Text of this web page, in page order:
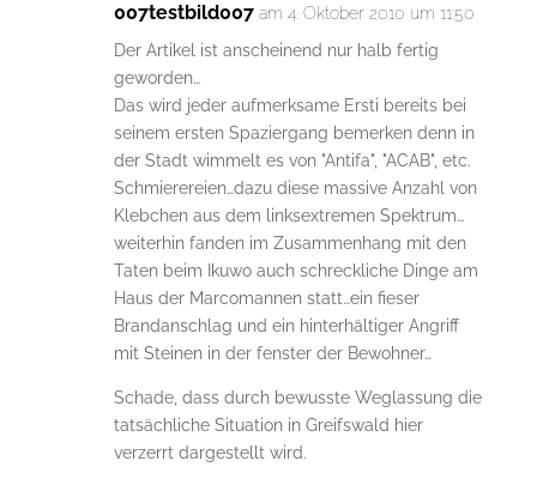
007testbild007 am 4. Oktober 2010 um 11:50
Der Artikel ist anscheinend nur halb fertig
geworden…
Das wird jeder aufmerksame Ersti bereits bei
seinem ersten Spaziergang bemerken denn in
der Stadt wimmelt es von "Antifa", "ACAB", etc.
Schmierereien…dazu diese massive Anzahl von
Klebchen aus dem linksextremen Spektrum…
weiterhin fanden im Zusammenhang mit den
Taten beim Ikuwo auch schreckliche Dinge am
Haus der Marcomannen statt…ein fieser
Brandanschlag und ein hinterhältiger Angriff
mit Steinen in der fenster der Bewohner…
Schade, dass durch bewusste Weglassung die
tatsächliche Situation in Greifswald hier
verzerrt dargestellt wird.